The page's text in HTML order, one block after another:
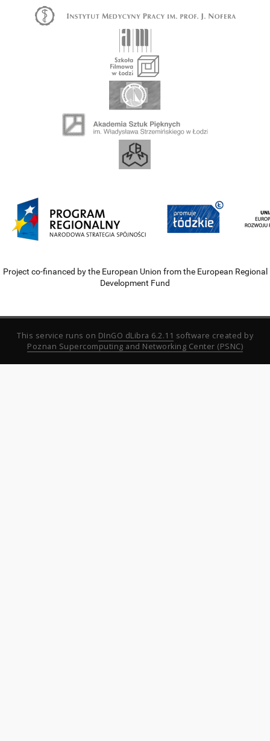
Project co-financed by the European Union from the European Regional
Development Fund
This service runs on DInGO dLibra 6.2.11 software created by
Poznan Supercomputing and Networking Center (PSNC)